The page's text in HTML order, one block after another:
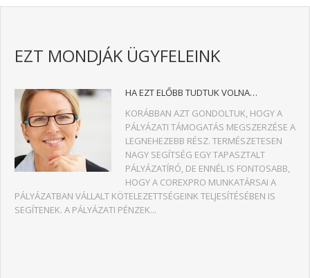
EZT MONDJÁK ÜGYFELEINK
HA EZT ELŐBB TUDTUK VOLNA…
KORÁBBAN AZT GONDOLTUK, HOGY A
PÁLYÁZATI TÁMOGATÁS MEGSZERZÉSE A
LEGNEHEZEBB RÉSZ. TERMÉSZETESEN
NAGY SEGÍTSÉG EGY TAPASZTALT
PÁLYÁZATÍRÓ, DE ENNÉL IS FONTOSABB,
HOGY A COREXPRO MUNKATÁRSAI A
PÁLYÁZATBAN VÁLLALT KÖTELEZETTSÉGEINK TELJESÍTÉSÉBEN IS
SEGÍTENEK. A PÁLYÁZATI PÉNZEK...